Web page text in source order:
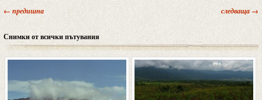
← предишна следваща →
Снимки от всички пътувания